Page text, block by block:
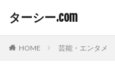
ターシー.com
HOME 芸能・エンタメ